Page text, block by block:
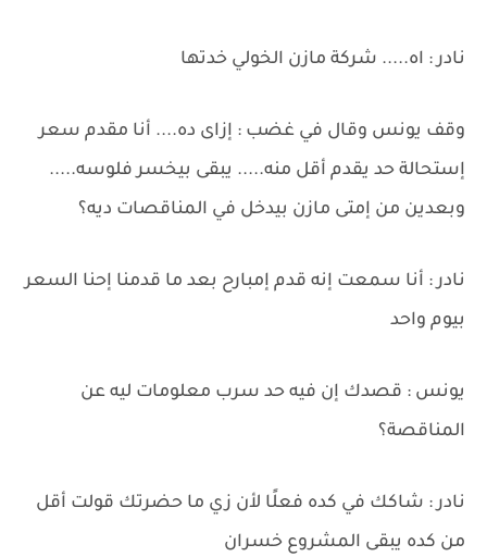
نادر : اه..... شركة مازن الخولي خدتها
وقف يونس وقال في غضب : إزاى ده.... أنا مقدم سعر
إستحالة حد يقدم أقل منه..... يبقى بيخسر فلوسه.....
وبعدين من إمتى مازن بيدخل في المناقصات ديه؟
نادر : أنا سمعت إنه قدم إمبارح بعد ما قدمنا إحنا السعر
بيوم واحد
يونس : قصدك إن فيه حد سرب معلومات ليه عن
المناقصة؟
نادر : شاكك في كده فعلًا لأن زي ما حضرتك قولت أقل
من كده يبقى المشروع خسران